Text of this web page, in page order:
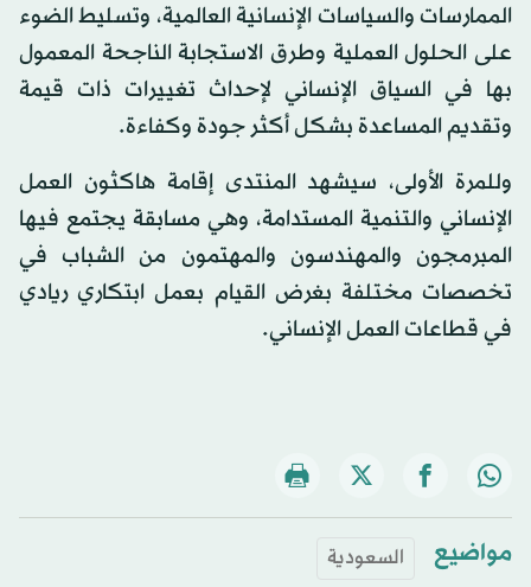
الممارسات والسياسات الإنسانية العالمية، وتسليط الضوء
على الحلول العملية وطرق الاستجابة الناجحة المعمول
بها في السياق الإنساني لإحداث تغييرات ذات قيمة
وتقديم المساعدة بشكل أكثر جودة وكفاءة.
وللمرة الأولى، سيشهد المنتدى إقامة هاكثون العمل
الإنساني والتنمية المستدامة، وهي مسابقة يجتمع فيها
المبرمجون والمهندسون والمهتمون من الشباب في
تخصصات مختلفة بغرض القيام بعمل ابتكاري ريادي
في قطاعات العمل الإنساني.
مواضيع السعودية